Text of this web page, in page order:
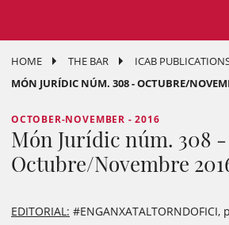
HOME THE BAR
ICAB
MÓN JURÍDIC NÚM. 308 - OCTUBRE/
OCTOBER-NOVEMBER - 2016
Món Jurídic núm. 308 -
Octubre/Novembre
EDITORIAL: